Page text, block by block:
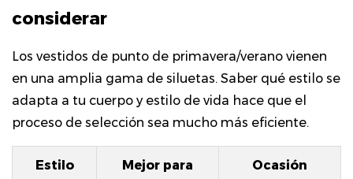
la
de
la
construcción
8
considerar
Los vestidos de punto de primavera/verano vienen
en una amplia gama de siluetas. Saber qué estilo se
adapta a tu cuerpo y estilo de vida hace que el
proceso de selección sea mucho más eficiente.
Estilo Mejor para Ocasión